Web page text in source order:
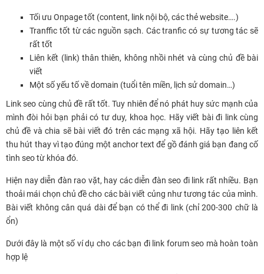
Tối ưu Onpage tốt (content, link nội bộ, các thẻ website….)
Tranffic tốt từ các nguồn sạch. Các tranfic có sự tương tác sẽ
rất tốt
Liên kết (link) thân thiên, không nhồi nhét và cùng chủ đề bài
viết
Một số yếu tố về domain (tuổi tên miền, lịch sử domain…)
Link seo cùng chủ đề rất tốt. Tuy nhiên để nó phát huy sức mạnh của
mình đòi hỏi bạn phải có tư duy, khoa học. Hãy viết bài đi link cùng
chủ đề và chia sẽ bài viết đó trên các mạng xã hội. Hãy tạo liên kết
thu hút thay vì tạo đúng một anchor text để gồ đánh giá bạn đang cố
tình seo từ khóa đó.
Hiện nay diễn đàn rao vặt, hay các diễn đàn seo đi link rất nhiều. Bạn
thoải mái chọn chủ đề cho các bài viết củng như tương tác của mình.
Bài viết không cân quá dài để bạn có thể đi link (chỉ 200-300 chữ là
ổn)
Dưới đây là một số ví dụ cho các bạn đi link forum seo mà hoàn toàn
hợp lệ